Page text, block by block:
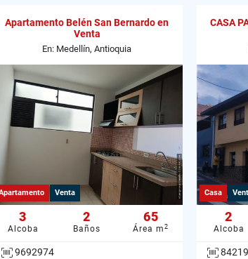
Apartamento Belén San Bernardo en
Venta
En: Medellín, Antioquia
Venta
3
Alcoba
2
Baños
65
Área m 2
9692974
CASA
Casa
2
Alcoba